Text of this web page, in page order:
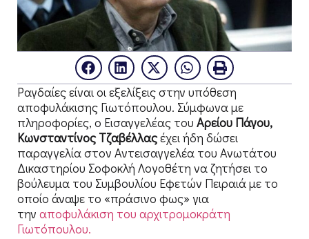
Ραγδαίες είναι οι εξελίξεις στην υπόθεση
αποφυλάκισης Γιωτόπουλου. Σύμφωνα με
πληροφορίες, ο Εισαγγελέας του Αρείου Πάγου,
Κωνσταντίνος Τζαβέλλαςέχει ήδη δώσει
παραγγελία στον Αντεισαγγελέα του Ανωτάτου
Δικαστηρίου Σοφοκλή Λογοθέτη να ζητήσει το
βούλευμα του Συμβουλίου Εφετών Πειραιά με το
οποίο άναψε το «πράσινο φως» για
την αποφυλάκιση του αρχιτρομοκράτη
Γιωτόπουλου.